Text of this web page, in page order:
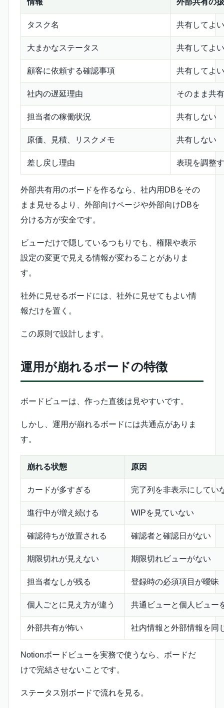
情報 外部共有の
タスク名 共有してよ
大まかなステータス 共有してよ
顧客に依頼する確認事項 共有してよい
社内の遅延理由 そのまま共
担当者の稼働状況 共有しない
原価、見積、リスクメモ 共有しない
差し戻し理由 表現を調整
外部共有用のボードを作るなら、社内用DBをその
まま見せるより、外部向けページや外部向けDBを
分ける方が安全です。
ビューだけで隠しているつもりでも、権限や表示
設定の変更で見える情報が変わることがありま
す。
社外に見せるボードには、社外に見せてもよい情
報だけを置く。
この原則で設計します。
運用が崩れるボードの特徴
ボードビューは、作った直後は見やすいです。
しかし、運用が崩れるボードには共通点がありま
す。
崩れる状態 原因
カードが多すぎる 完了列を非表示にしてい
進行中が増え続ける WIPを見ていない
確認待ちが放置される 確認者と確認日がない
期限切れが見えない 期限切れビューがない
担当者なしが残る 登録時の必須項目が曖昧
個人ごとに見え方が違う 共通ビューと個人ビュー
外部共有が怖い 社内情報と外部情報を同
Notionボードビューを実務で使うなら、ボードだ
けで完結させないことです。
ステータス別ボードで流れを見る。